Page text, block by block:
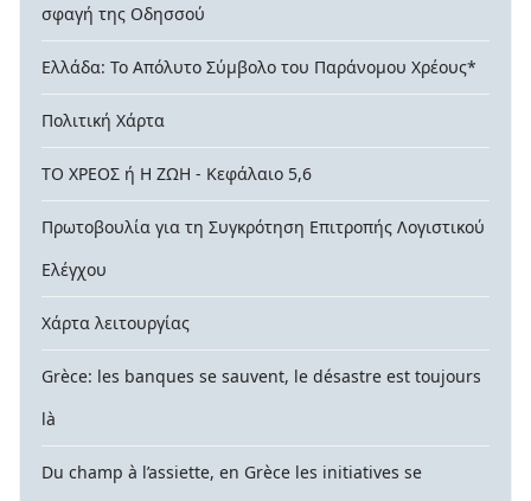
σφαγή της Οδησσού
Ελλάδα: Το Απόλυτο Σύμβολο του Παράνομου Χρέους*
Πολιτική Χάρτα
ΤΟ ΧΡΕΟΣ ή Η ΖΩΗ - Κεφάλαιο 5,6
Πρωτοβουλία για τη Συγκρότηση Επιτροπής Λογιστικού
Ελέγχου
Χάρτα λειτουργίας
Grèce: les banques se sauvent, le désastre est toujours
là
Du champ à l’assiette, en Grèce les initiatives se